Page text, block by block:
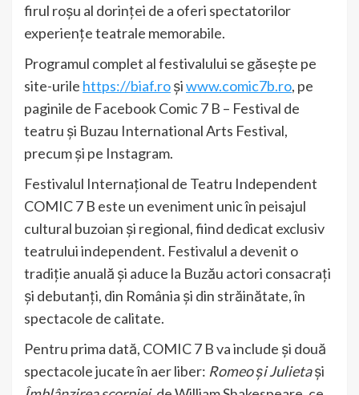
firul roșu al dorinței de a oferi spectatorilor
experiențe teatrale memorabile.
Programul complet al festivalului se găsește pe
site-urile https://biaf.roșiwww.comic7b.ro, pe
paginile de Facebook Comic 7 B – Festival de
teatru și Buzau International Arts Festival,
precum și pe Instagram.
Festivalul Internațional de Teatru Independent
COMIC 7 B este un eveniment unic în peisajul
cultural buzoian și regional, fiind dedicat exclusiv
teatrului independent. Festivalul a devenit o
tradiție anuală și aduce la Buzău actori consacrați
și debutanți, din România și din străinătate, în
spectacole de calitate.
Pentru prima dată, COMIC 7 B va include și două
spectacole jucate în aer liber: Romeo și Julietași